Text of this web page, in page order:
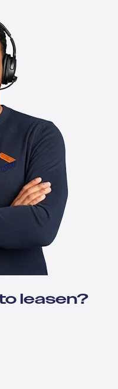
leasen?